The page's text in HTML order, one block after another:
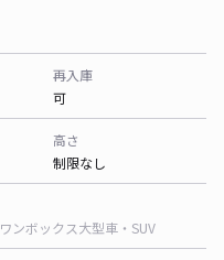
再入庫
可
高さ
制限なし
ワンボックス大型車・SUV